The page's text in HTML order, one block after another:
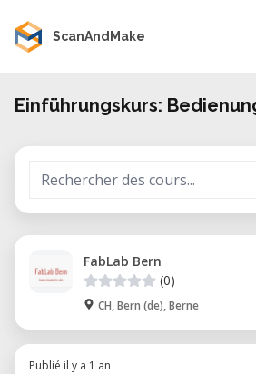
ScanAndMake
Einführungskurs:
FabLab Bern
(0)
CH, Bern (de), Berne
Publié il y a 1 an